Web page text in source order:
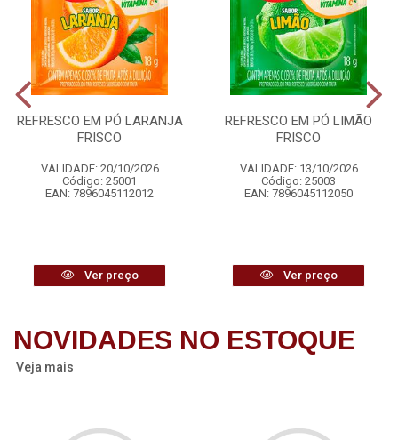
REFRESCO EM PÓ LARANJA
FRISCO
VALIDADE: 20/10/2026
Código: 25001
EAN: 7896045112012
Ver preço
REFRESCO EM PÓ LIMÃO
FRISCO
VALIDADE: 13/10/2026
Código: 25003
EAN: 7896045112050
Ver preço
NOVIDADES NO ESTOQUE
Veja mais